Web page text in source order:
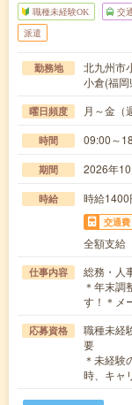
職種未経験OK 交
派遣
勤務地
北九州市
小倉(福
曜日頻度 月～金（
時間 09:00～
期間 2026年
時給 時給
交通費
全額支給
仕事内容
総務・人
＊年末調
す！＊メ
応募資格
職種未経
要
＊未経験
時、キャ